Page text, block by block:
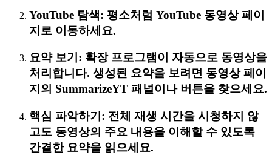
YouTube 탐색: 평소처럼 YouTube 동영상 페이
지로 이동하세요.
요약 보기: 확장 프로그램이 자동으로 동영상을
처리합니다. 생성된 요약을 보려면 동영상 페이
지의 SummarizeYT 패널이나 버튼을 찾으세요.
핵심 파악하기: 전체 재생 시간을 시청하지 않
고도 동영상의 주요 내용을 이해할 수 있도록
간결한 요약을 읽으세요.